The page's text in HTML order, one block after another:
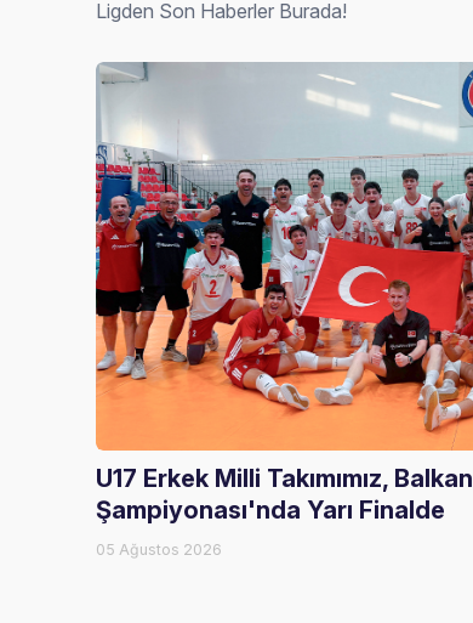
Ligden Son Haberler Burada!
U17 Erkek Milli Takımımız, Balkan
Şampiyonası'nda Yarı Finalde
05 Ağustos 2026